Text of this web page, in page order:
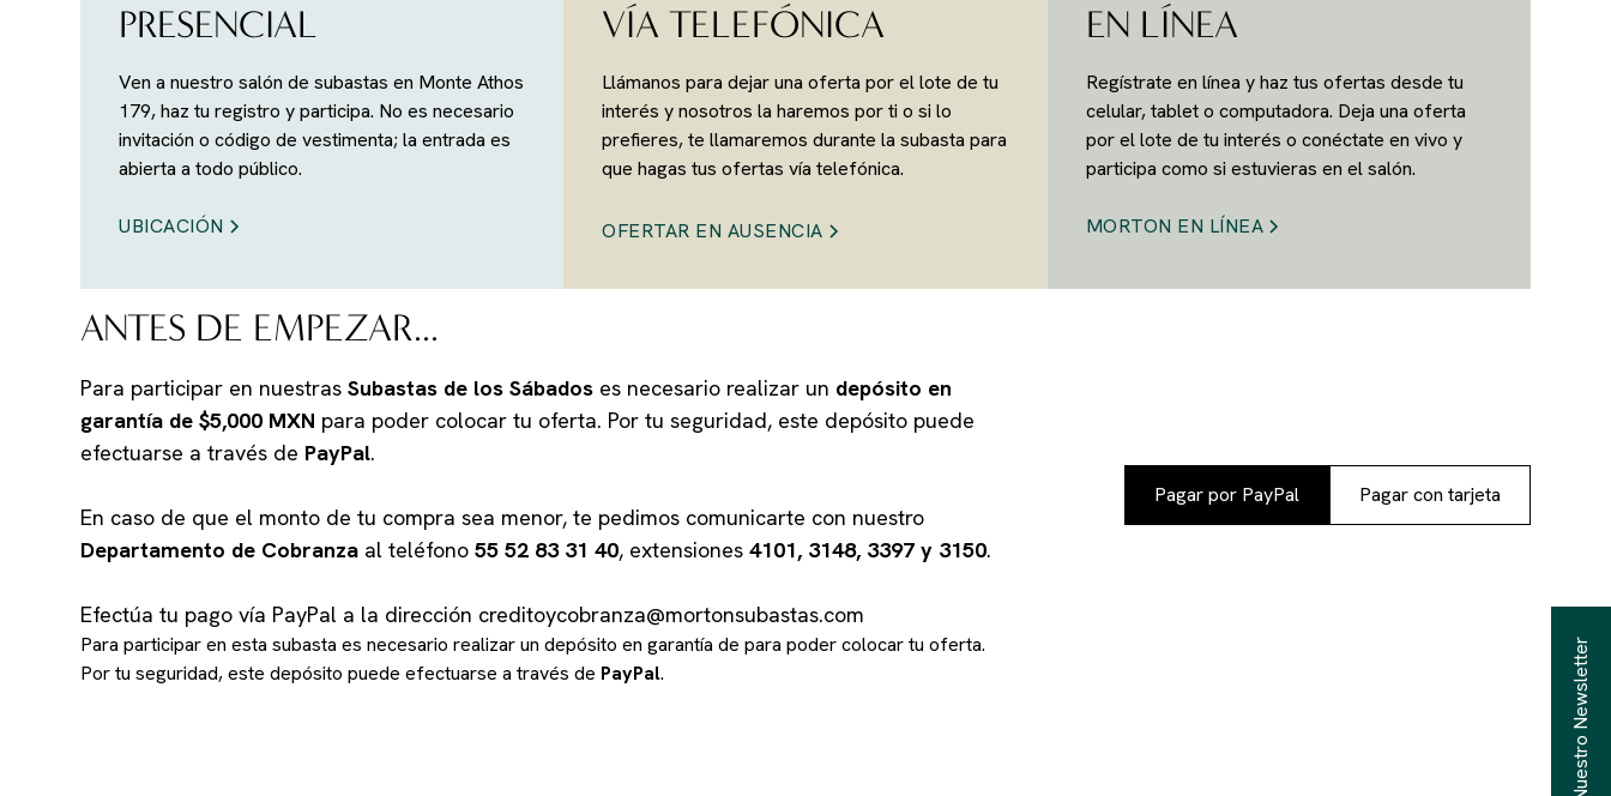
PRESENCIAL
Ven a nuestro salón de subastas en Monte Athos
179, haz tu registro y participa. No es necesario
invitación o código de vestimenta; la entrada es
abierta a todo público.
UBICACIÓN
VÍA TELEFÓNICA
Llámanos para dejar una oferta por el lote de tu
interés y nosotros la haremos por ti o si lo
prefieres, te llamaremos durante la subasta para
que hagas tus ofertas vía telefónica.
OFERTAR EN AUSENCIA
EN LÍNEA
Regístrate en línea y haz tus ofertas desde tu
celular, tablet o computadora. Deja una oferta
por el lote de tu interés o conéctate en vivo y
participa como si estuvieras en el salón.
MORTON EN LÍNEA
ANTES DE EMPEZAR...
Para participar en nuestrasSubastas de los Sábados es necesario realizar un depósito en
garantía de $5,000 MXN para poder colocar tu oferta. Por tu seguridad, este depósito puede
efectuarse a través de PayPal.
En caso de que el monto de tu compra sea menor, te pedimos comunicarte con nuestro
Departamento de Cobranza al teléfono55 52 83 31 40, extensiones4101, 3148, 3397 y 3150.
Efectúa tu pago vía PayPal a la dirección creditoycobranza@mortonsubastas.com
Para participar en esta subasta es necesario realizar un depósito en garantía depara poder colocar tu oferta.
Por tu seguridad, este depósito puede efectuarse a través de PayPal.
Pagar por PayPal Pagar con tarjeta
Recibe Nuestro Newsletter